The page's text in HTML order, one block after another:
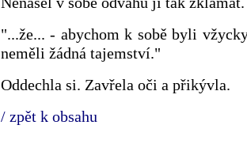
"...že... - abychom k sobě byli
neměli žádná tajemství."
Oddechla si. Zavřela oči a přikývla.
/ zpět k obsahu